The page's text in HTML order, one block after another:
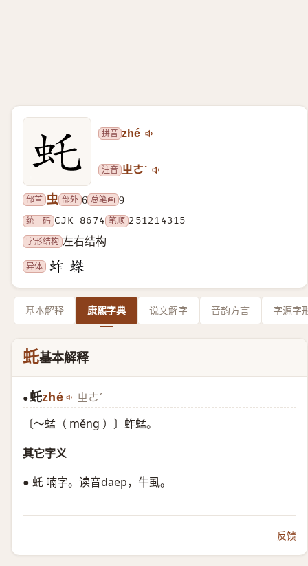
拼音 zhé
注音 ㄓㄜˊ
部首 虫 部外 6 总笔画 9
统一码 CJK 8674 笔顺 251214315
字形结构 左右结构
异体
基本解释 康熙字典 说文解字 音韵方言 字源字
虴基本解释
●虴zhé ㄓㄜˊ
〔～蜢（ měng ）〕蚱蜢。
其它字义
● 虴 喃字。读音daep，牛虱。
反馈